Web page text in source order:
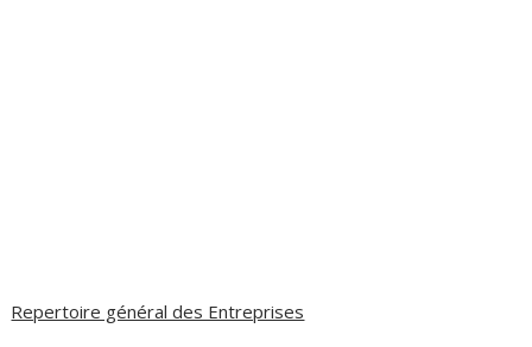
Repertoire général des Entreprises